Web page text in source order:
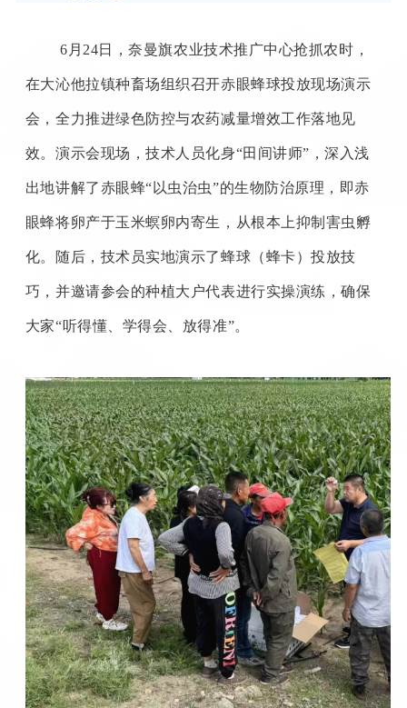
6月24日，奈曼旗农业技术推广中心抢抓农时，
在大沁他拉镇种畜场组织召开赤眼蜂球投放现场演示
会，全力推进绿色防控与农药减量增效工作落地见
效。演示会现场，技术人员化身“田间讲师”，深入浅
出地讲解了赤眼蜂“以虫治虫”的生物防治原理 ， 即赤
眼蜂将卵产于玉米螟卵内寄生，从根本上抑制害虫孵
化。随后，技术员实地演示了蜂球（蜂卡）投放技
巧，并邀请参会的种植大户代表进行实操演练，确保
大家“听得懂、学得会、放得准”。